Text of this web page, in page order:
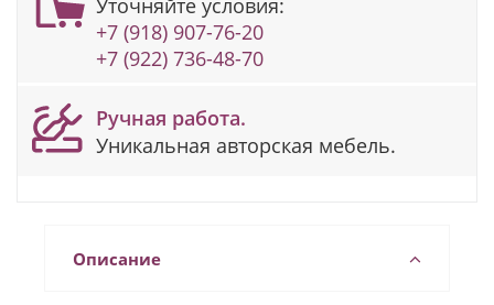
+7 (918) 907-76-20
+7 (922) 736-48-70
Ручная работа.
Уникальная авторская мебель.
Описание